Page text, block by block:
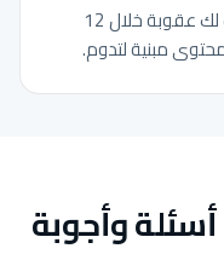
لا PBN، لا مزارع روابط، لا اختصارات تجلب لك عقوبة خلال 12
مبنية لتدوم.
وأجوبة